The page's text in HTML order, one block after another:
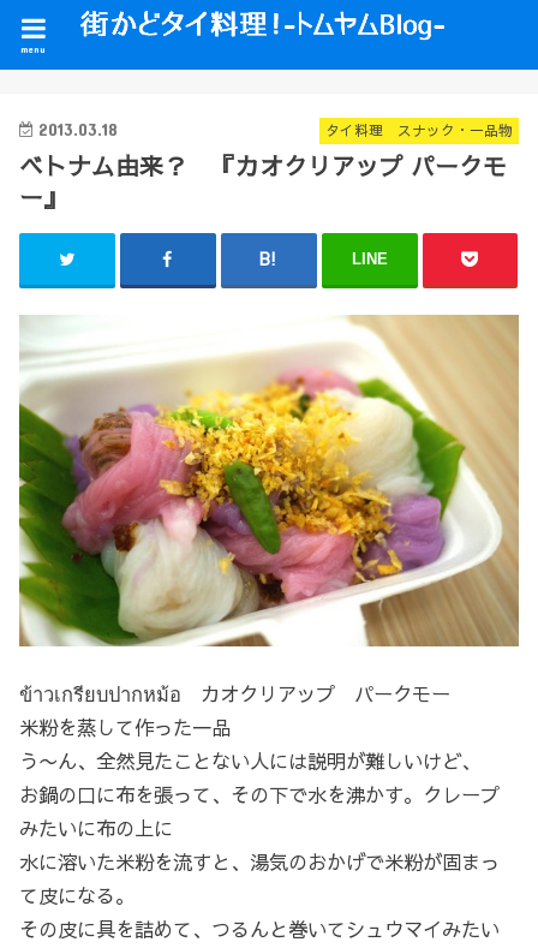
menu
タイ料理 スナック・一品物
2013.03.18
ベトナム由来？ 『カオクリアップ パークモ
ー』
LINE
ข้าวเกรียบปากหม้อ カオクリアップ パークモー
米粉を蒸して作った一品
う〜ん、全然見たことない人には説明が難しいけど、
お鍋の口に布を張って、その下で水を沸かす。クレープ
みたいに布の上に
水に溶いた米粉を流すと、湯気のおかげで米粉が固まっ
て皮になる。
その皮に具を詰めて、つるんと巻いてシュウマイみたい